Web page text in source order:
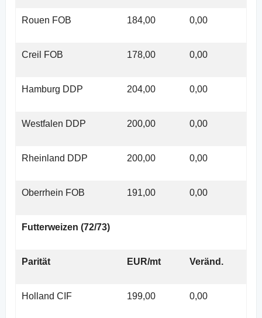
Rouen FOB 184,00 0,00
Creil FOB 178,00 0,00
Hamburg DDP 204,00 0,00
Westfalen DDP 200,00 0,00
Rheinland DDP 200,00 0,00
Oberrhein FOB 191,00 0,00
Futterweizen (72/73)
Parität EUR/mt Veränd.
Holland CIF 199,00 0,00